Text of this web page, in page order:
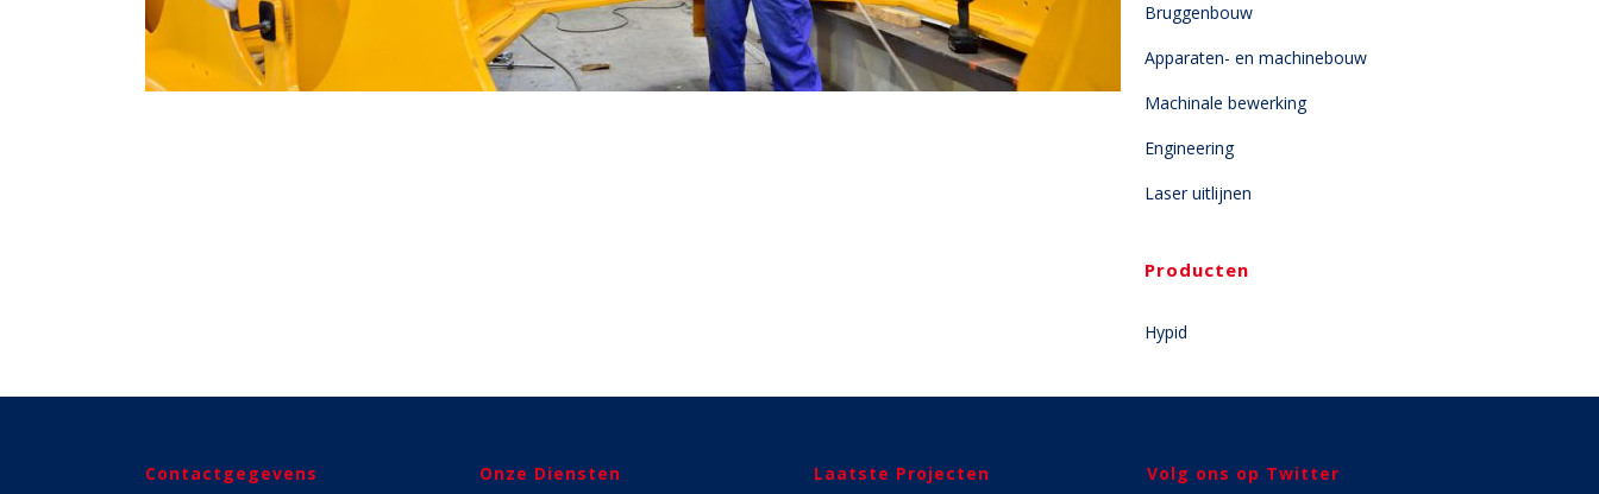
Bruggenbouw
Apparaten- en machinebouw
Machinale bewerking
Engineering
Laser uitlijnen
Producten
Hypid
Contactgegevens Onze Diensten Laatste Projecten Volg ons op Twitter